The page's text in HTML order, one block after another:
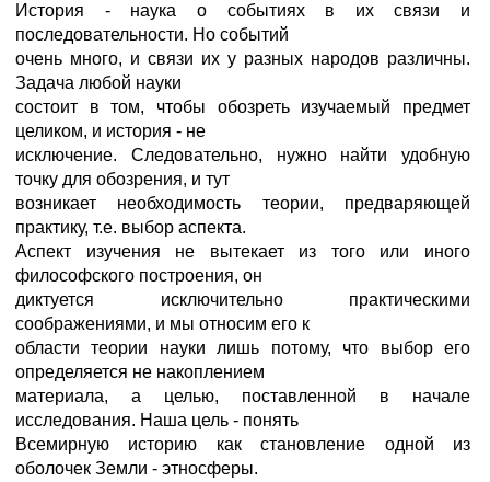
История - наука о событиях в их связи и
последовательности. Но событий
очень много, и связи их у разных народов различны.
Задача любой науки
состоит в том, чтобы обозреть изучаемый предмет
целиком, и история - не
исключение. Следовательно, нужно найти удобную
точку для обозрения, и тут
возникает необходимость теории, предваряющей
практику, т.е. выбор аспекта.
Аспект изучения не вытекает из того или иного
философского построения, он
диктуется исключительно практическими
соображениями, и мы относим его к
области теории науки лишь потому, что выбор его
определяется не накоплением
материала, а целью, поставленной в начале
исследования. Наша цель - понять
Всемирную историю как становление одной из
оболочек Земли - этносферы.